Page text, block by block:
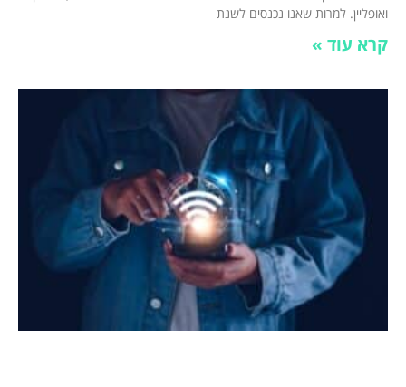
ואופליין. למרות שאנו נכנסים לשנת
קרא עוד »